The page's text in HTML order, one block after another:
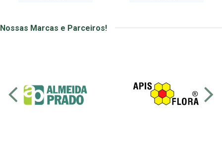
Nossas Marcas e Parceiros!